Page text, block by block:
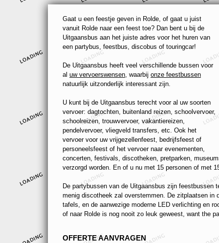
Gaat u een feestje geven in Rolde, of gaat u juist
vanuit Rolde naar een feest toe? Dan bent u bij de
Uitgaansbus aan het juiste adres voor het huren van
een partybus, feestbus, discobus of touringcar!
De Uitgaansbus heeft veel verschillende bussen voor
al uw vervoerswensen, waarbij onze feestbussen
natuurlijk uitzonderlijk interessant zijn.
U kunt bij de Uitgaansbus terecht voor al uw soorten
vervoer: dagtochten, buitenland reizen, schoolvervoer,
schoolreizen, trouwvervoer, vakantiereizen,
pendelvervoer, vliegveld transfers, etc. Ook het
vervoer voor uw vrijgezellenfeest, bedrijfsfeest of
personeelsfeest of het vervoer naar evenementen,
concerten, festivals, discotheken, pretparken,
verzorgd worden. En of u nu met 15 personen of met
De partybussen van de Uitgaansbus zijn feestbussen
menig discotheek zal overstemmen. De zitplaatsen
tafels, en de aanwezige moderne LED verlichting en
of naar Rolde is nog nooit zo leuk geweest, want the
OFFERTE AANVRAGEN